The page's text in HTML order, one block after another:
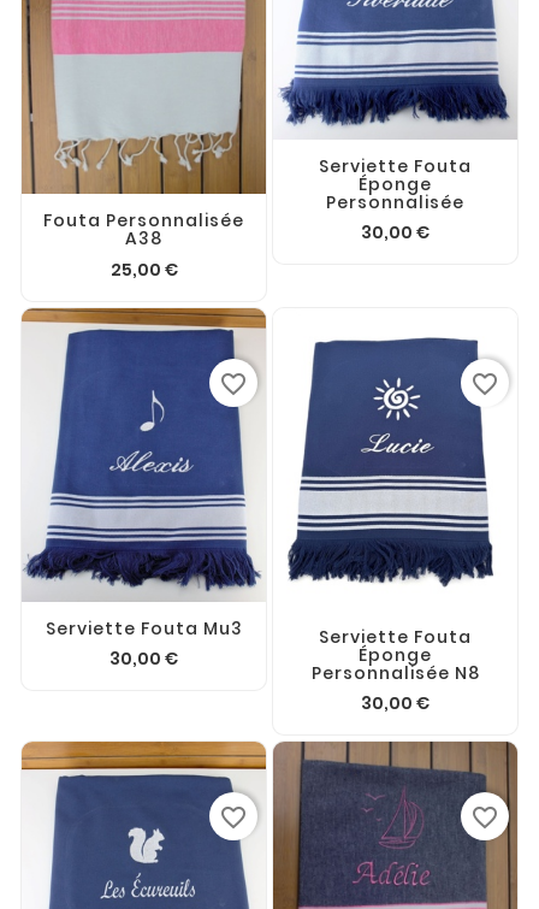
Fouta Personnalisée
A38
25,00 €
Serviette Fouta
Éponge
Personnalisée
30,00 €
Serviette Fouta Mu3
30,00 €
favorite_border
Serviette Fouta
Éponge
Personnalisée N8
30,00 €
favorite_border
favorite_border favorite_border